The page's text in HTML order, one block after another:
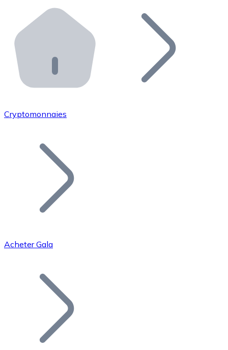
Distributeurs automatiques Bitnovo
Intégrez un ATM Bitnovo dans votre entreprise et
API Bitnovo
Intégrez notre API dans votre écosystème.
Rejoignez notre réseau de distributeurs et
Ajoutez le token de votre projet à notre service
Bitcoin
Cryptomonnaies
Acheter Gala